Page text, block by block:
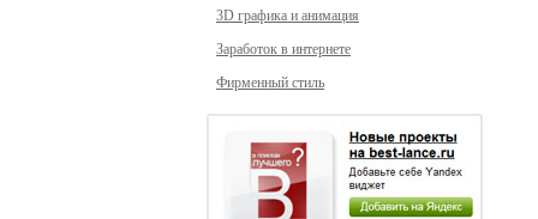
3D графика и анимация
Заработок в интернете
Фирменный стиль